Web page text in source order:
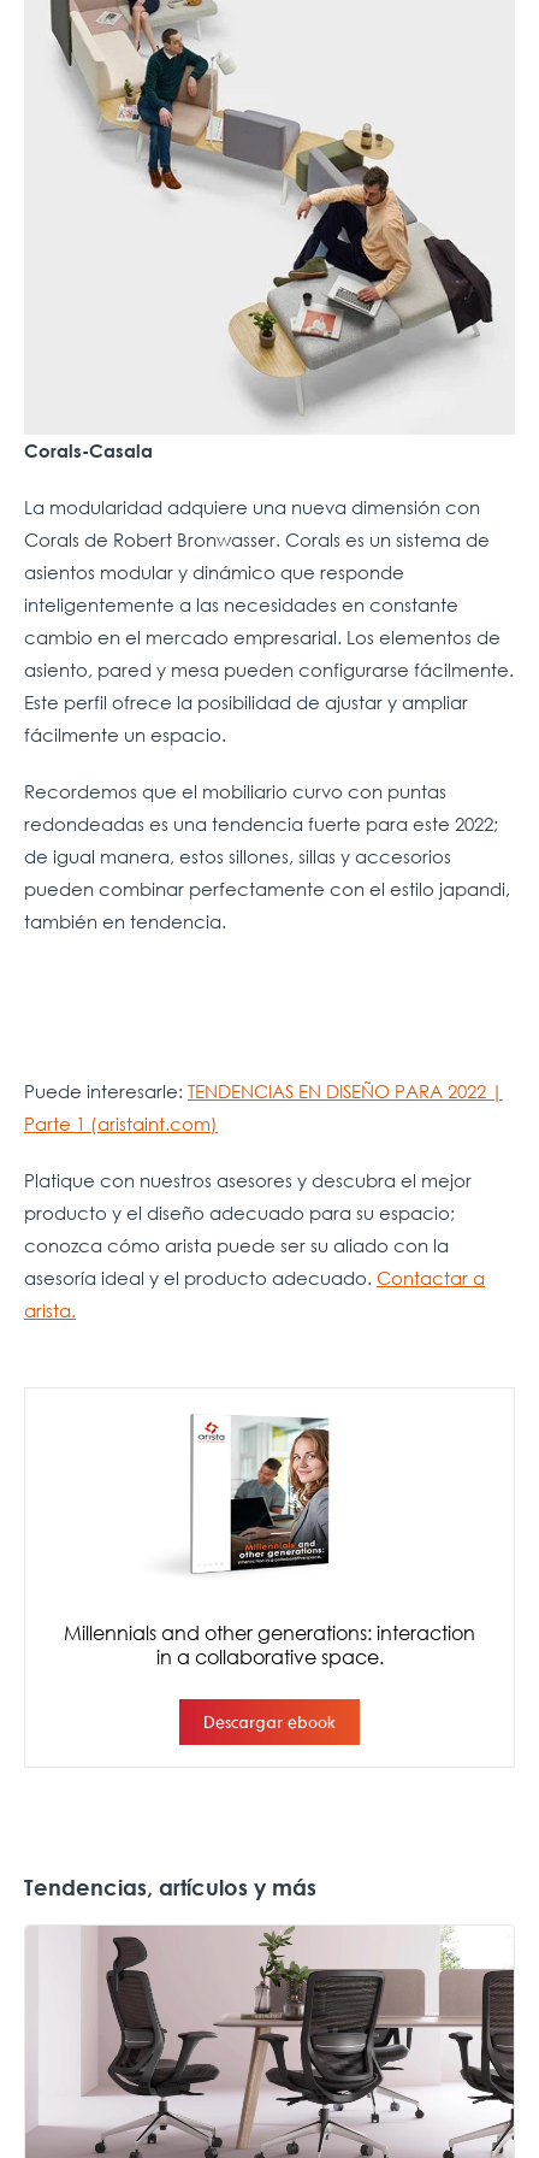
Corals-Casala
La modularidad adquiere una nueva dimensión con
Corals de Robert Bronwasser. Corals es un sistema de
asientos modular y dinámico que responde
inteligentemente a las necesidades en constante
cambio en el mercado empresarial. Los elementos de
asiento, pared y mesa pueden configurarse fácilmente.
Este perfil ofrece la posibilidad de ajustar y ampliar
fácilmente un espacio.
Recordemos que el mobiliario curvo con puntas
redondeadas es una tendencia fuerte para este 2022;
de igual manera, estos sillones, sillas y accesorios
pueden combinar perfectamente con el estilo japandi,
también en tendencia.
Puede interesarle: TENDENCIAS EN DISEÑO PARA 2022 |
Parte 1 (aristaint.com)
Platique con nuestros asesores y descubra el mejor
producto y el diseño adecuado para su espacio;
conozca cómo arista puede ser su aliado con la
asesoría ideal y el producto adecuado. Contactar a
arista.
Tendencias, artículos y más